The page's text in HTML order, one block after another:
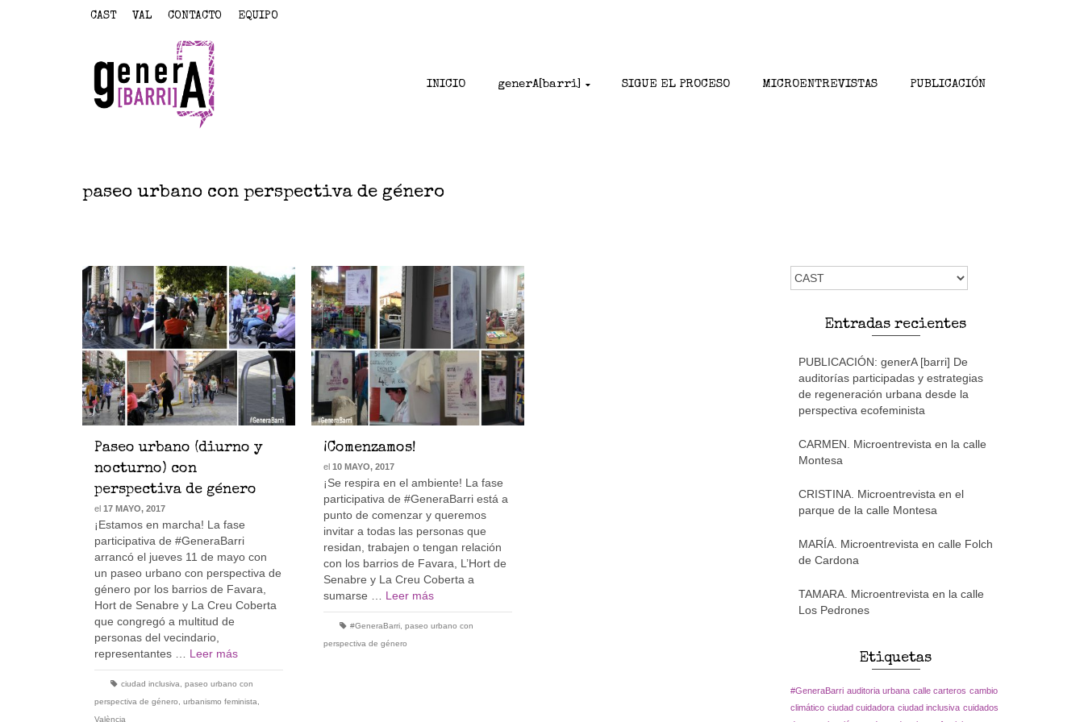
CAST VAL CONTACTO EQUIPO
INICIO generA[barri] SIGUE EL PROCESO MICROENTREVISTAS PUBLICACIÓN
paseo urbano con perspectiva de género
Paseo urbano (diurno y
nocturno) con
perspectiva de género
el 17 MAYO, 2017
¡Estamos en marcha! La fase
participativa de #GeneraBarri
arrancó el jueves 11 de mayo con
un paseo urbano con perspectiva de
género por los barrios de Favara,
Hort de Senabre y La Creu Coberta
que congregó a multitud de
personas del vecindario,
representantes … Leer más
ciudad inclusiva, paseo urbano con
perspectiva de género, urbanismo feminista,
València
¡Comenzamos!
el 10 MAYO, 2017
¡Se respira en el ambiente! La fase
participativa de #GeneraBarri está a
punto de comenzar y queremos
invitar a todas las personas que
residan, trabajen o tengan relación
con los barrios de Favara, L’Hort de
Senabre y La Creu Coberta a
sumarse … Leer más
#GeneraBarri, paseo urbano con
perspectiva de género
Elegir
un
Entradas recientes
PUBLICACIÓN: generA [barri] De
auditorías participadas y estrategias
de regeneración urbana desde la
perspectiva ecofeminista
CARMEN. Microentrevista en la calle
Montesa
CRISTINA. Microentrevista en el
parque de la calle Montesa
MARÍA. Microentrevista en calle Folch
de Cardona
TAMARA. Microentrevista en la calle
Los Pedrones
Etiquetas
#GeneraBarri auditoria urbana calle carteros cambio
climático ciudad cuidadora ciudad inclusiva cuidados